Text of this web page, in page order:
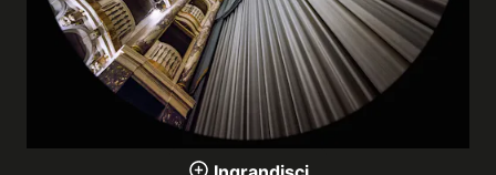
Elementi architettonici
Architetti e autori
Gallerie a tema